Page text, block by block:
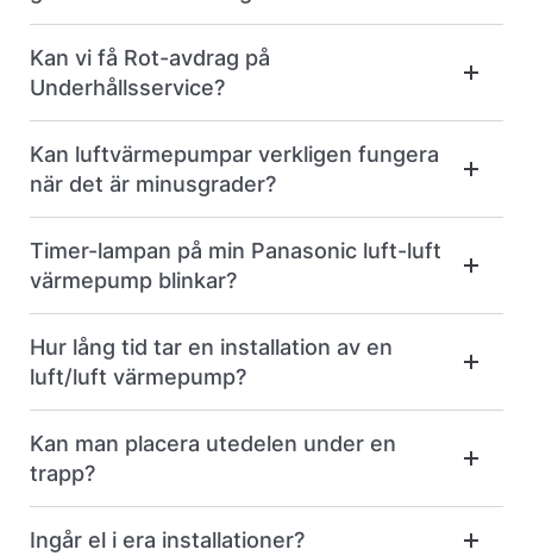
Kan vi få Rot-avdrag på
Underhållsservice?
Kan luftvärmepumpar verkligen fungera
när det är minusgrader?
Timer-lampan på min Panasonic luft-luft
värmepump blinkar?
Hur lång tid tar en installation av en
luft/luft värmepump?
Kan man placera utedelen under en
trapp?
Ingår el i era installationer?